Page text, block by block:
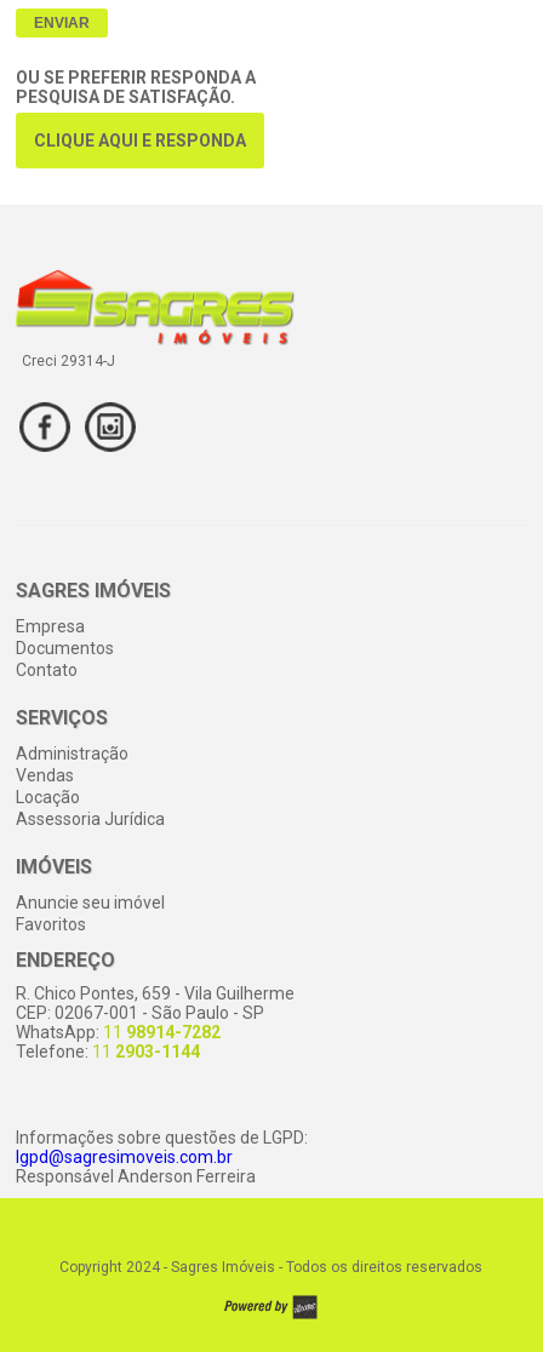
OU SE PREFERIR RESPONDA A
PESQUISA DE SATISFAÇÃO.
CLIQUE AQUI E RESPONDA
Creci 29314-J
SAGRES IMÓVEIS
Empresa
Documentos
Contato
SERVIÇOS
Administração
Vendas
Locação
Assessoria Jurídica
IMÓVEIS
Anuncie seu imóvel
Favoritos
ENDEREÇO
R. Chico Pontes, 659 - Vila Guilherme
CEP: 02067-001 - São Paulo - SP
WhatsApp: 11 98914-7282
Telefone: 11 2903-1144
Informações sobre questões de LGPD:
lgpd@sagresimoveis.com.br
Responsável Anderson Ferreira
Copyright 2024 - Sagres Imóveis -Todos os direitos reservados